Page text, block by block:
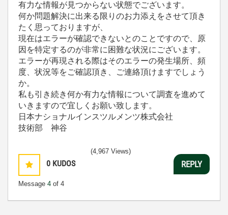
有力な情報が見つからない状態でございます。
何か問題解決に出来る限りのお力添えをさせて頂き
たく思っておりますが、
現在はエラーが確認できないとのことですので、原
因を特定するのが非常に困難な状況にございます。
エラーが再現される際はそのエラーの発生場所、頻
度、状況等をご確認頂き、ご連絡頂けますでしょう
か。
私も引き続き何か有力な情報について調査を進めて
いきますので宜しくお願い致します。
日本ナショナルインスツルメンツ株式会社
技術部 神谷
0 KUDOS
Message 4 of 4
(4,967 Views)
REPLY